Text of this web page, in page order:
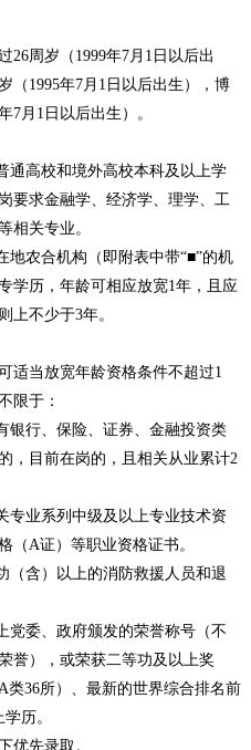
周岁（1999年7月1日以后出
（1995年7月1日以后出生），博
7月1日以后出生）。
高校和境外高校本科及以上学
要求金融学、经济学、理学、工
相关专业。
农合机构（即附表中带“■”的机
学历，年龄可相应放宽1年，且应
上不少于3年。
当放宽年龄资格条件不超过1
限于：
行、保险、证券、金融投资类
，目前在岗的，且相关从业累计2
业系列中级及以上专业技术资
（A证）等职业资格证书。
含）以上的消防救援人员和退
委、政府颁发的荣誉称号（不
誉），或荣获二等功及以上奖
类36所）、最新的世界综合排名前
历。
先录取。